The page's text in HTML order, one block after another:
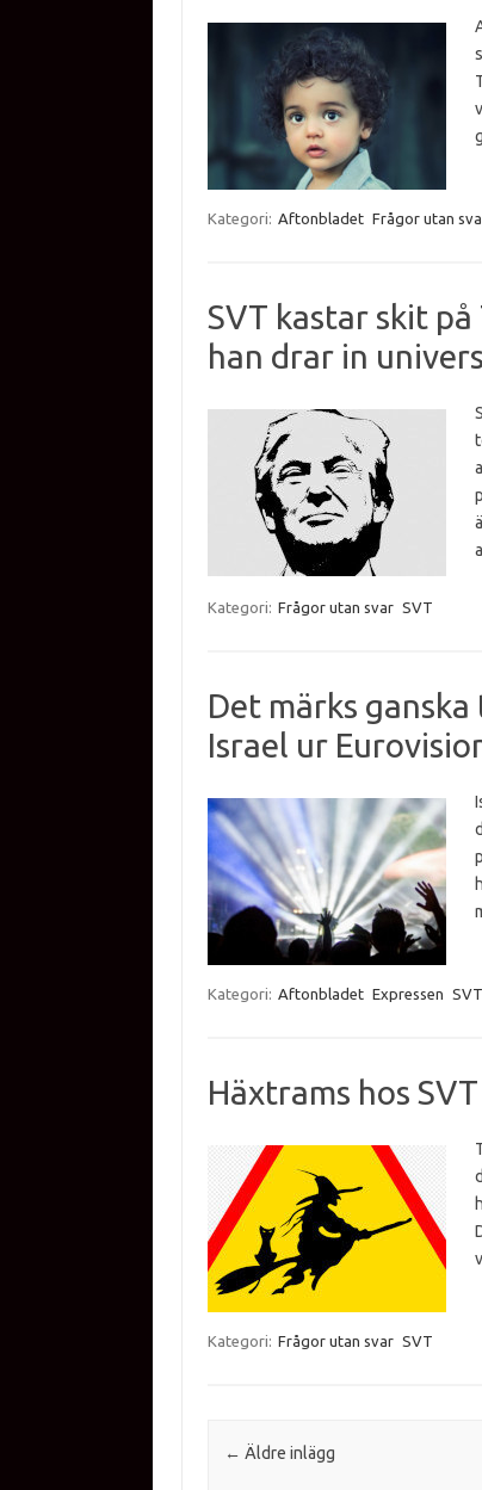
Kategori: Aftonbladet Frågor utan
SVT kastar skit
han drar in
Kategori: Frågor utan svar SVT
Det märks
Israel ur
Kategori: Aftonbladet Expressen SVT
Häxtrams hos SVT
Kategori: Frågor utan svar SVT
Inläggsnavigering
← Äldre inlägg